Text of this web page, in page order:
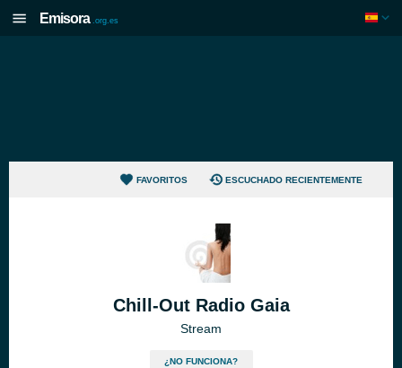
Emisora .org.es
FAVORITOS ESCUCHADO RECIENTEMENTE
Chill-Out Radio Gaia
Stream
¿NO FUNCIONA?